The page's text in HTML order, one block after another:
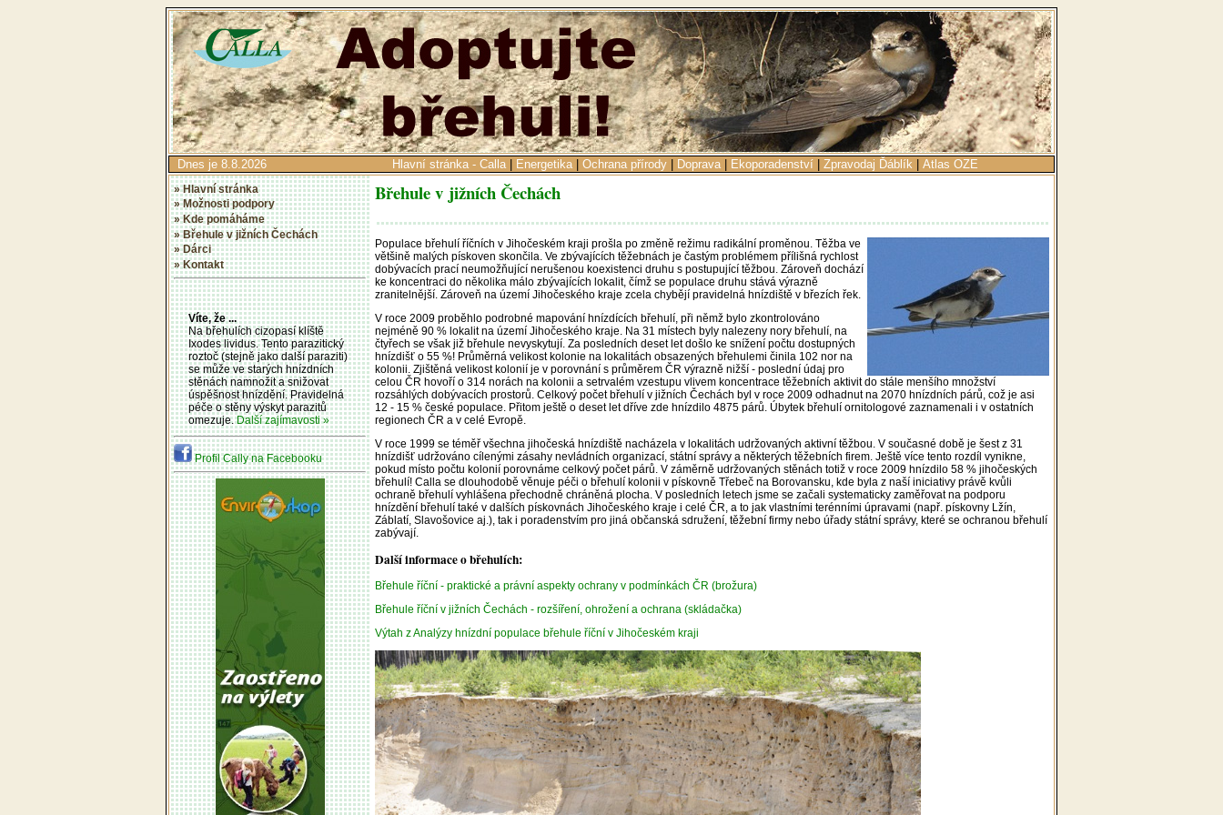
Dnes je 8.8.2026 Hlavní stránka - Calla| Energetika| Ochrana přírody Doprava| Ekoporadenství Zpravodaj Ďáblík Atlas OZE
» Hlavní stránka
» Možnosti podpory
» Kde pomáháme
» Břehule v jižních Čechách
» Dárci
» Kontakt
Víte, že ...
Na břehulích cizopasí klíště
Ixodes lividus. Tento parazitický
roztoč (stejně jako další paraziti)
se může ve starých hnízdních
stěnách namnožit a snižovat
úspěšnost hnízdění. Pravidelná
péče o stěny výskyt parazitů
omezuje.Další zajímavosti »
Profil Cally na Facebooku
Břehule v jižních Čechách
Populace břehulí říčních v Jihočeském kraji prošla po změně režimu radikální proměnou. Těžba ve
většině malých pískoven skončila. Ve zbývajících těžebnách je častým problémem přílišná rychlost
dobývacích prací neumožňující nerušenou koexistenci druhu s postupující těžbou. Zároveň dochází
ke koncentraci do několika málo zbývajících lokalit, čímž se populace druhu stává výrazně
zranitelnější. Zároveň na území Jihočeského kraje zcela chybějí pravidelná hnízdiště v březích řek.
V roce 2009 proběhlo podrobné mapování hnízdících břehulí, při němž bylo zkontrolováno
nejméně 90 % lokalit na území Jihočeského kraje. Na 31 místech byly nalezeny nory břehulí, na
čtyřech se však již břehule nevyskytují. Za posledních deset let došlo ke snížení počtu dostupných
hnízdišť o 55 %! Průměrná velikost kolonie na lokalitách obsazených břehulemi činila 102 nor na
kolonii. Zjištěná velikost kolonií je v porovnání s průměrem ČR výrazně nižší - poslední údaj pro
celou ČR hovoří o 314 norách na kolonii a setrvalém vzestupu vlivem koncentrace těžebních aktivit do stále menšího množství
rozsáhlých dobývacích prostorů. Celkový počet břehulí v jižních Čechách byl v roce 2009 odhadnut na 2070 hnízdních párů, což je asi
12 - 15 % české populace. Přitom ještě o deset let dříve zde hnízdilo 4875 párů. Úbytek břehulí ornitologové zaznamenali i v ostatních
regionech ČR a v celé Evropě.
V roce 1999 se téměř všechna jihočeská hnízdiště nacházela v lokalitách udržovaných aktivní těžbou. V současné době je šest z 31
hnízdišť udržováno cílenými zásahy nevládních organizací, státní správy a některých těžebních firem. Ještě více tento rozdíl vynikne,
pokud místo počtu kolonií porovnáme celkový počet párů. V záměrně udržovaných stěnách totiž v roce 2009 hnízdilo 58 % jihočeských
břehulí! Calla se dlouhodobě věnuje péči o břehulí kolonii v pískovně Třebeč na Borovansku, kde byla z naší iniciativy právě kvůli
ochraně břehulí vyhlášena přechodně chráněná plocha. V posledních letech jsme se začali systematicky zaměřovat na podporu
hnízdění břehulí také v dalších pískovnách Jihočeského kraje i celé ČR, a to jak vlastními terénními úpravami (např. pískovny Lžín,
Záblatí, Slavošovice aj.), tak i poradenstvím pro jiná občanská sdružení, těžební firmy nebo úřady státní správy, které se ochranou břehulí
zabývají.
Další informace o břehulích:
Břehule říční - praktické a právní aspekty ochrany v podmínkách ČR (brožura)
Břehule říční v jižních Čechách - rozšíření, ohrožení a ochrana (skládačka)
Výtah z Analýzy hnízdní populace břehule říční v Jihočeském kraji